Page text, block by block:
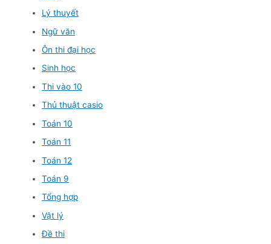
Lý thuyết
Ngữ văn
Ôn thi đại học
Sinh học
Thi vào 10
Thủ thuật casio
Toán 10
Toán 11
Toán 12
Toán 9
Tổng hợp
Vật lý
Đề thi